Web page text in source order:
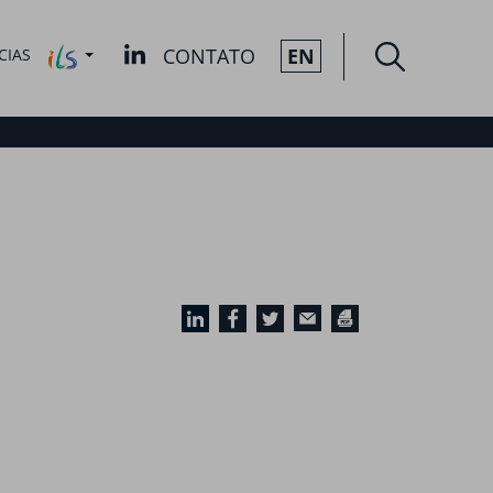
CONTATO EN